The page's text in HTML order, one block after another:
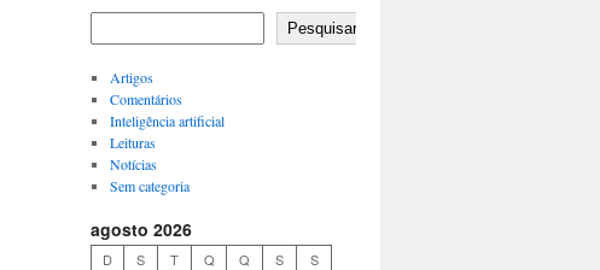
Pesquisar
Artigos
Comentários
Inteligência artificial
Leituras
Notícias
Sem categoria
agosto 2026
D S T Q Q S S